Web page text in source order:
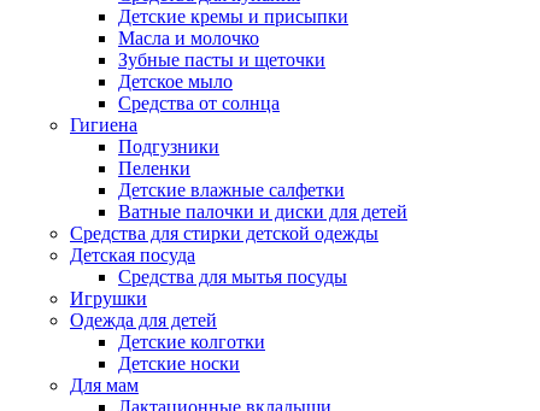
Детские кремы и присыпки
Масла и молочко
Зубные пасты и щеточки
Детское мыло
Средства от солнца
Гигиена
Подгузники
Пеленки
Детские влажные салфетки
Ватные палочки и диски для детей
Средства для стирки детской одежды
Детская посуда
Средства для мытья посуды
Игрушки
Одежда для детей
Детские колготки
Детские носки
Для мам
Лактационные вкладыши